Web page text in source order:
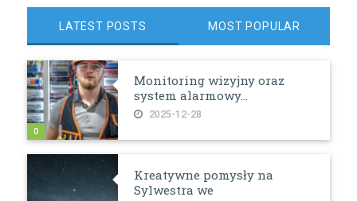
LATEST POSTS MOST POPULAR
Monitoring wizyjny oraz
system alarmowy...
2025-12-28
0
Kreatywne pomysły na
Sylwestra we